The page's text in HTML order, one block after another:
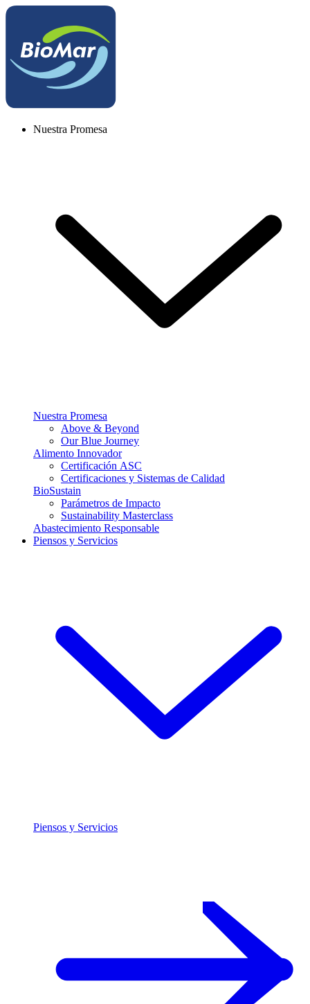
Nuestra Promesa
Nuestra Promesa
Above & Beyond
Our Blue Journey
Alimento Innovador
Certificación ASC
Certificaciones y Sistemas de Calidad
BioSustain
Parámetros de Impacto
Sustainability Masterclass
Abastecimiento Responsable
Piensos y Servicios
Piensos y Servicios